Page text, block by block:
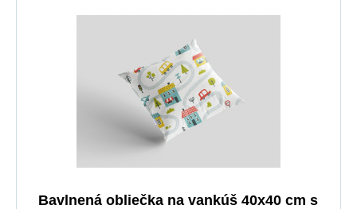
Bavlnená obliečka na vankúš 40x40 cm s